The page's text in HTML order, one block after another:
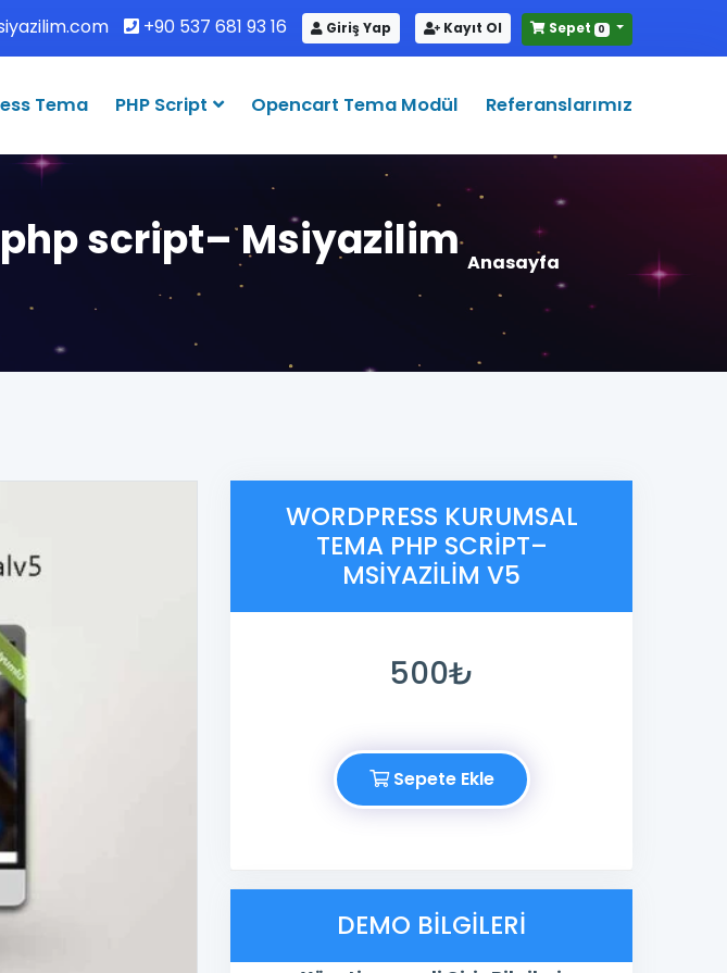
+90 537 681 93 16 Giriş Yap Kayıt Ol Sepet 0
Tema PHP Script Opencart Tema Modül Referanslarımız
script– Msiyazilim Anasayfa
WORDPRESS KURUMSAL
TEMA PHP SCRIPT–
MSIYAZILIM V5
500₺
Sepete Ekle
DEMO BILGILERI